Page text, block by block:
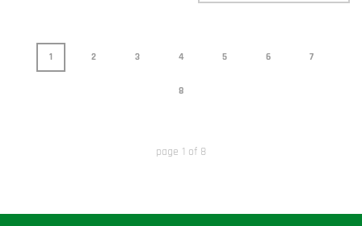
1 2 3 4 5 6 7
8
page 1 of 8